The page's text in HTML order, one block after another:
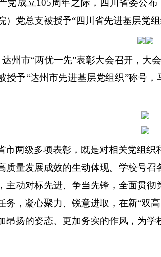
党成立105周年之际，四川省委公
）党总支被授予“四川省先进基层党
州市“两优一先”表彰大会召开，大
授予“达州市先进基层党组织”称号，
市两级多项表彰，既是对相关党组
质量发展成效的生动体现。学校号
主动对标先进、争当先锋，全面贯
务，凝心聚力、锐意进取，在新“双
昂扬的姿态、更加务实的作风，为